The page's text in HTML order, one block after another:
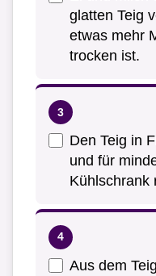
glatten Teig
etwas mehr
trocken ist.
Den Teig in
und für
Kühlschrank
Aus dem